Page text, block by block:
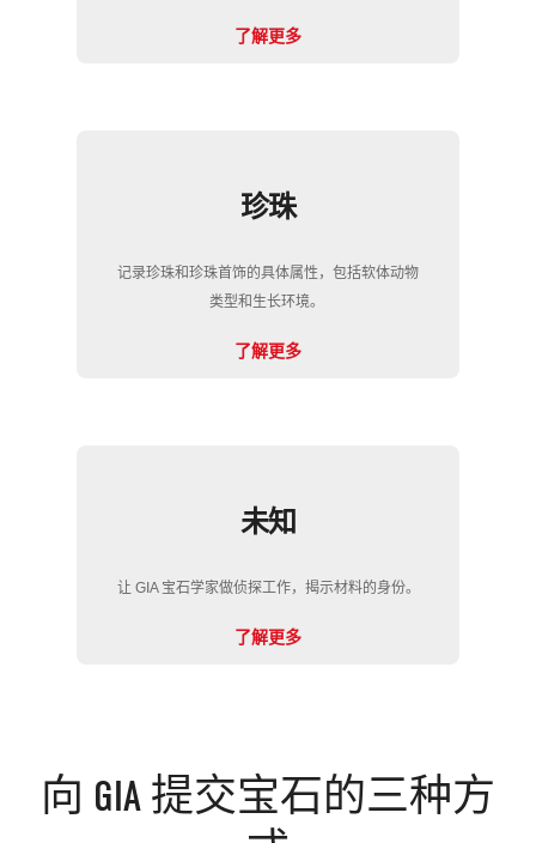
了解更多
珍珠
记录珍珠和珍珠首饰的具体属性，包括软体动物
类型和生长环境。
了解更多
未知
让 GIA 宝石学家做侦探工作，揭示材料的身份。
了解更多
向 GIA 提交宝石的三种方